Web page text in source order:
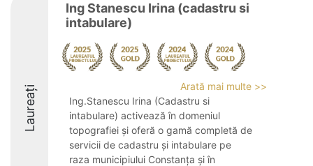
Laureați
Ing Stanescu Irina (cadastru si
intabulare)
Arată mai multe >>
Ing.Stanescu Irina (Cadastru si
intabulare) activează în domeniul
topografiei și oferă o gamă completă de
servicii de cadastru și intabulare pe
raza municipiului Constanța și în